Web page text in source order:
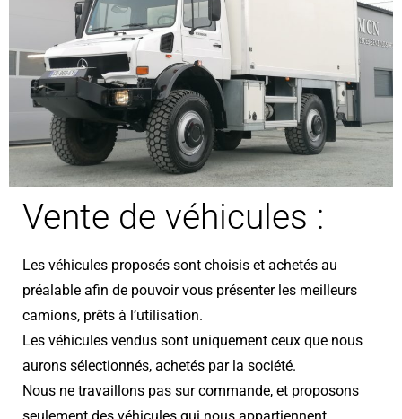
Vente de véhicules :
Les véhicules proposés sont choisis et achetés au
préalable afin de pouvoir vous présenter les meilleurs
camions, prêts à l’utilisation.
Les véhicules vendus sont uniquement ceux que nous
aurons sélectionnés, achetés par la société.
Nous ne travaillons pas sur commande, et proposons